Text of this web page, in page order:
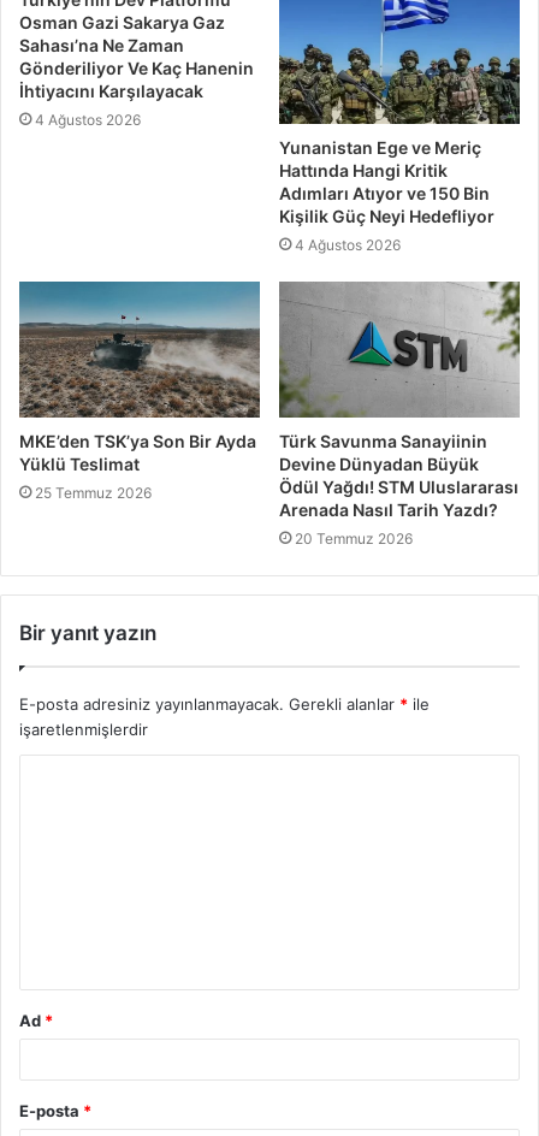
Osman Gazi Sakarya Gaz
Sahası’na Ne Zaman
Gönderiliyor Ve Kaç Hanenin
İhtiyacını Karşılayacak
4 Ağustos 2026
Yunanistan Ege ve Meriç
Hattında Hangi Kritik
Adımları Atıyor ve 150 Bin
Kişilik Güç Neyi Hedefliyor
4 Ağustos 2026
MKE’den TSK’ya Son Bir Ayda
Yüklü Teslimat
25 Temmuz 2026
Türk Savunma Sanayiinin
Devine Dünyadan Büyük
Ödül Yağdı! STM Uluslararası
Arenada Nasıl Tarih Yazdı?
20 Temmuz 2026
Bir yanıt yazın
E-posta adresiniz yayınlanmayacak. Gerekli alanlar * ile
işaretlenmişlerdir
Ad *
E-posta *